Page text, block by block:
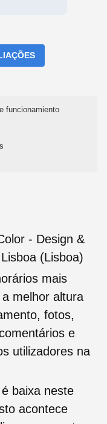
funcionamiento
- Design &
(Lisboa)
mais
melhor altura
fotos,
e
utilizadores na
baixa neste
acontece